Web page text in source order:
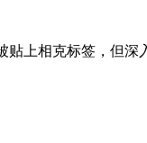
相克标签，但深